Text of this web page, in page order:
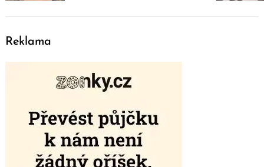
Reklama